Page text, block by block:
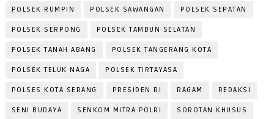
POLSEK RUMPIN POLSEK SAWANGAN POLSEK SEPATAN
POLSEK SERPONG POLSEK TAMBUN SELATAN
POLSEK TANAH ABANG POLSEK TANGERANG KOTA
POLSEK TELUK NAGA POLSEK TIRTAYASA
POLSES KOTA SERANG PRESIDEN RI RAGAM REDAKSI
SENI BUDAYA SENKOM MITRA POLRI SOROTAN KHUSUS